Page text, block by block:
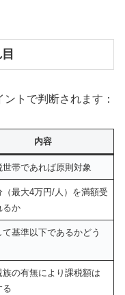
トで判断されます：
内容
世帯であれば原則対象
（最大4万円/人）を満額受
るか
て基準以下であるかどう
族の有無により課税額は
る